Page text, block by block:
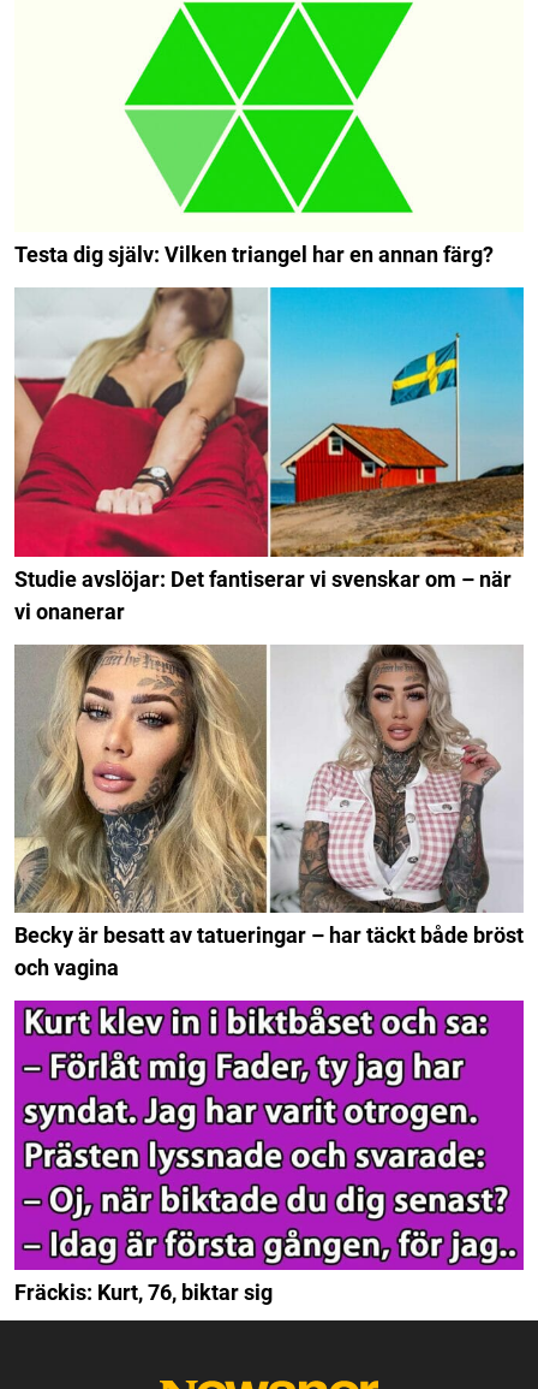
Testa dig själv: Vilken triangel har en annan färg?
Studie avslöjar: Det fantiserar vi svenskar om – när
vi onanerar
Becky är besatt av tatueringar – har täckt både bröst
och vagina
Fräckis: Kurt, 76, biktar sig